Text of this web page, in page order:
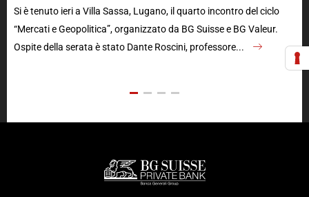
Si è tenuto ieri a Villa Sassa, Lugano, il quarto incontro del ciclo
“Mercati e Geopolitica”, organizzato da BG Suisse e BG Valeur.
Ospite della serata è stato Dante Roscini, professore...